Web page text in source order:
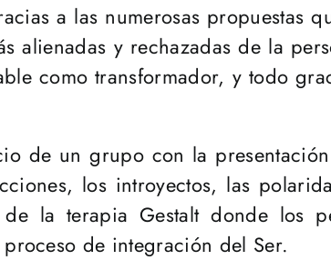
a las numerosas propuestas
alienadas y rechazadas de la
como transformador, y todo
de un grupo con la
los introyectos, las
la terapia Gestalt donde los
de integración del Ser.